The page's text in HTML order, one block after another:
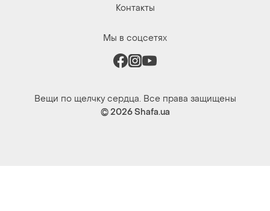
Контакты
Мы в соцсетях
Вещи по щелчку сердца. Все права защищены
© 2026Shafa.ua